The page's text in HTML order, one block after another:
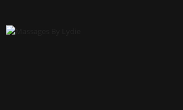
TOMMES & CIE